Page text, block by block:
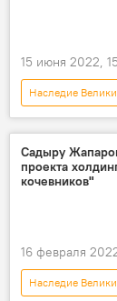
15 июня 2022,
Наследие
Кумтор
Садыру
проекта
кочевников"
16 февраля
Наследие